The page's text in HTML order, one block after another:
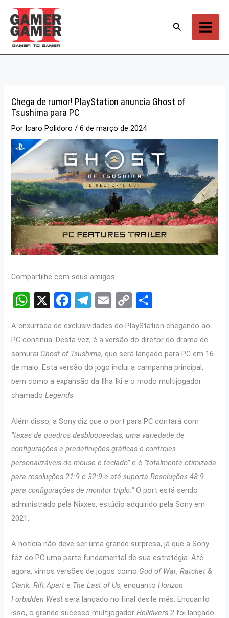
para
conteúdo
Pesquisar
Chega de rumor! PlayStation anuncia Ghost of
Tsushima para PC
Por Icaro Polidoro/6 de março de 2024
Compartilhe com seus amigos:
W
at
s
A
p
p
X
F
ce
b
o
o
k
T
e
gr
a
m
E
ail
C
py
Li
n
k
ar
e
A enxurrada de exclusividades do PlayStation chegando ao
PC continua. Desta vez, é a versão do diretor do drama de
samurai Ghost of Tsushima, que será lançado para PC em 16
de maio. Esta versão do jogo inclui a campanha principal,
bem como a expansão da Ilha Iki e o modo multijogador
chamadoLegends.
Além disso, a Sony diz que o port para PC contará com
“taxas de quadros desbloqueadas, uma variedade de
configurações e predefinições gráficas e controles
personalizáveis ​​de mouse e teclado”e é “totalmente otimizada
para resoluções 21:9 e 32:9 e até suporta Resoluções 48:9
para configurações de monitor triplo.”O port está sendo
administrado pela Nixxes, estúdio adquirido pela Sony em
2021.
A notícia não deve ser uma grande surpresa, já que a Sony
fez do PC uma parte fundamental de sua estratégia. Até
agora, vimos versões de jogos como God of War,Ratchet &
Clank: Rift Apart e The Last of Us, enquantoHorizon
Forbidden West será lançado no final deste mês. Enquanto
isso, o grande sucesso multijogadorHelldivers 2 foi lançado